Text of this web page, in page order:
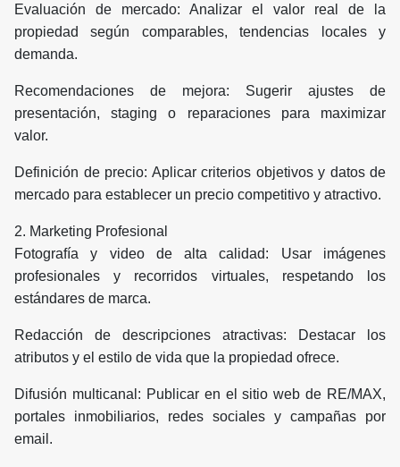
Evaluación de mercado: Analizar el valor real de la
propiedad según comparables, tendencias locales y
demanda.
Recomendaciones de mejora: Sugerir ajustes de
presentación, staging o reparaciones para maximizar
valor.
Definición de precio: Aplicar criterios objetivos y datos de
mercado para establecer un precio competitivo y atractivo.
2. Marketing Profesional
Fotografía y video de alta calidad: Usar imágenes
profesionales y recorridos virtuales, respetando los
estándares de marca.
Redacción de descripciones atractivas: Destacar los
atributos y el estilo de vida que la propiedad ofrece.
Difusión multicanal: Publicar en el sitio web de RE/MAX,
portales inmobiliarios, redes sociales y campañas por
email.